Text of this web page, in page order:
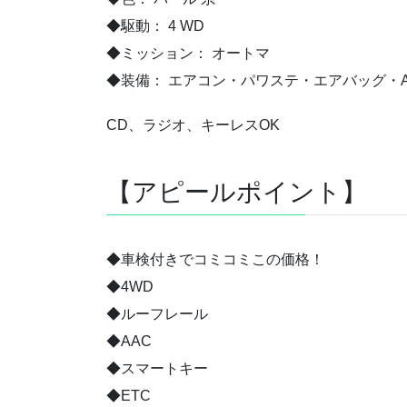
◆駆動： 4 WD
◆ミッション： オートマ
◆装備： エアコン・パワステ・エアバッグ・
CD、ラジオ、キーレスOK
【アピールポイント】
◆車検付きでコミコミこの価格！
◆4WD
◆ルーフレール
◆AAC
◆スマートキー
◆ETC